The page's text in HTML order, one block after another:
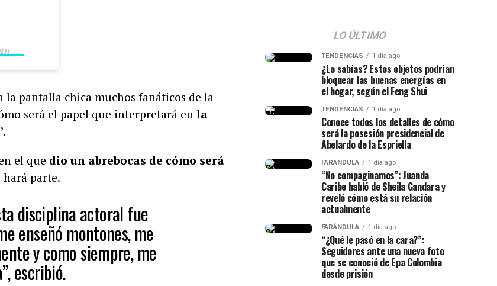
Una publicación compartida por 𝘾𝙃𝙄𝘾𝘼 𝙑𝘼𝙈𝙋𝙄𝙍𝙊 𝙁𝘼𝙉𝘾𝙇𝙐𝘽 (@chicavampirofanclub)
la pantalla chica muchos fanáticos de la
será el papel que interpretará en la
el que dio un abrebocas de cómo será
hará parte.
disciplina actoral fue
enseñó montones, me
y como siempre, me
escribió.
LO ÚLTIMO
TENDENCIAS 1 día ago
¿Lo sabías? Estos objetos podrían
bloquear las buenas energías en
el hogar, según el Feng Shui
TENDENCIAS 1 día ago
Conoce todos los detalles de cómo
será la posesión presidencial de
Abelardo de la Espriella
FARÁNDULA 1 día ago
“No compaginamos”: Juanda
Caribe habló de Sheila Gandara y
reveló cómo está su relación
actualmente
FARÁNDULA 1 día ago
“¿Qué le pasó en la cara?”:
Seguidores ante una nueva foto
que se conoció de Epa Colombia
desde prisión